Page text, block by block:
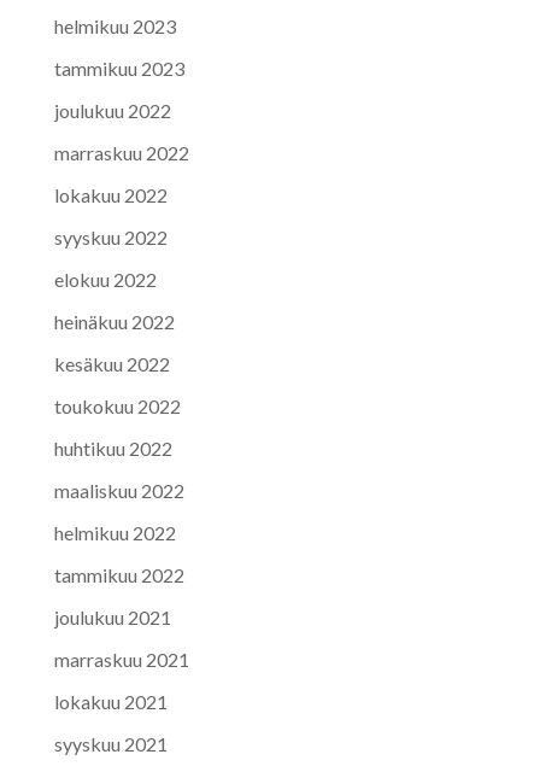
helmikuu 2023
tammikuu 2023
joulukuu 2022
marraskuu 2022
lokakuu 2022
syyskuu 2022
elokuu 2022
heinäkuu 2022
kesäkuu 2022
toukokuu 2022
huhtikuu 2022
maaliskuu 2022
helmikuu 2022
tammikuu 2022
joulukuu 2021
marraskuu 2021
lokakuu 2021
syyskuu 2021